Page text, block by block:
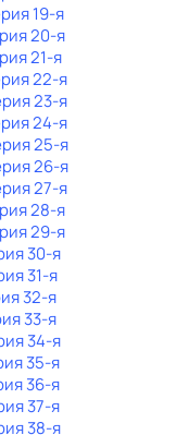
19-я
20-я
21-я
22-я
23-я
24-я
25-я
26-я
27-я
28-я
29-я
30-я
31-я
32-я
33-я
34-я
35-я
36-я
37-я
38-я